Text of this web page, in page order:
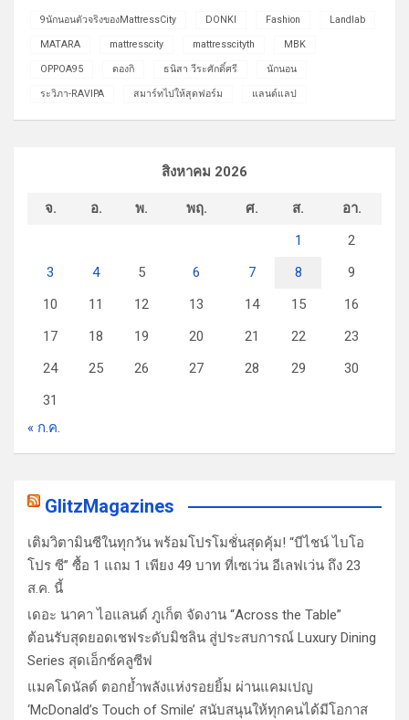
9นักนอนตัวจริงของMattressCity DONKI Fashion Landlab
MATARA mattresscity mattresscityth MBK
OPPOA95 ดองกิ ธนิสา วีระศักดิ์ศรี นักนอน
ระวิภา-RAVIPA สมาร์ทไปให้สุดฟอร์ม แลนด์แลป
สิงหาคม 2026
จ. อ. พ. พฤ. ศ. ส.
อา.
1
2
3
4 5 6 7 8
9
10
11 12 13 14 15
16
17
18 19 20 21 22
23
24
25 26 27 28 29
30
31
« ก.ค.
GlitzMagazines
เติมวิตามินซีในทุกวัน พร้อมโปรโมชั่นสุดคุ้ม! “บีไชน์ ไบโอ
โปร ซี” ซื้อ 1 แถม 1 เพียง 49 บาท ที่เซเว่น อีเลฟเว่น ถึง 23
ส.ค. นี้
เดอะ นาคา ไอแลนด์ ภูเก็ต จัดงาน “Across the Table”
ต้อนรับสุดยอดเชฟระดับมิชลิน สู่ประสบการณ์ Luxury Dining
Series สุดเอ็กซ์คลูซีฟ
แมคโดนัลด์ ตอกย้ำพลังแห่งรอยยิ้ม ผ่านแคมเปญ
‘McDonald’s Touch of Smile’ สนับสนุนให้ทุกคนได้มีโอกาส